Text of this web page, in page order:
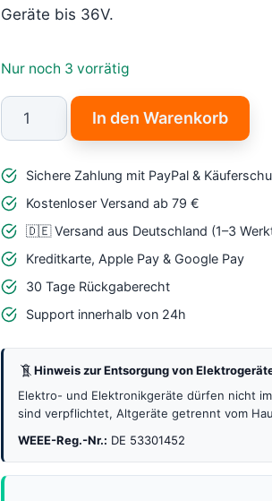
Geräte bis 36V.
Nur noch 3 vorrätig
5V
2W
Panel
USB
–
Mobiles
Solarladegerät
für
Outdoor
und
DIY
Menge
In den Warenkorb
Sichere Zahlung mit PayPal &
Kostenloser Versand ab 79 €
🇩🇪 Versand aus Deutschland (1–3
Kreditkarte, Apple Pay & Google Pay
30 Tage Rückgaberecht
Support innerhalb von 24h
Hinweis zur Entsorgung von
Elektro- und Elektronikgeräte dürfen nicht
sind verpflichtet, Altgeräte getrennt vom
WEEE-Reg.-Nr.: DE 53301452